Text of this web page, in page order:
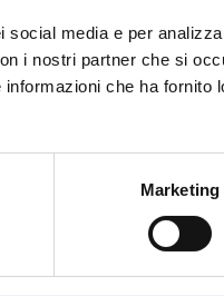
social media e per
i nostri partner che si
che ha fornito
Marketing
il rapporto tra